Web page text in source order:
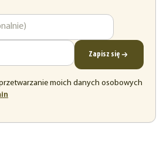
Zapisz się
moich danych osobowych